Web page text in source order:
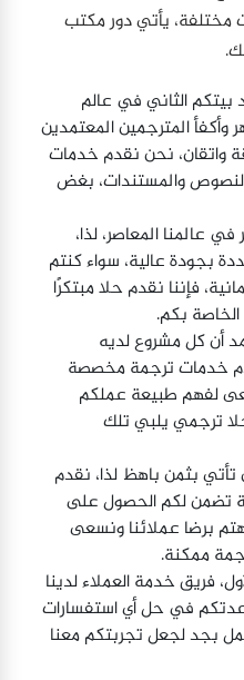
مختلفة، يأتي دور مكتب
الثاني في عالم
المترجمين المعتمدين
واتقان، نحن نقدم خدمات
والمستندات، بغض
عالمنا المعاصر، لذا،
بجودة عالية، سواء كنتم
فإننا نقدم حلا مبتكرًا
الخاصة بكم.
أن كل مشروع لديه
خدمات ترجمة مخصصة
لفهم طبيعة عملكم
ترجمي يلبي تلك
بثمن باهظ لذا، نقدم
تضمن لكم الحصول على
برضا عملائنا ونسعى
ممكنة.
فريق خدمة العملاء لدينا
في حل أي استفسارات
بجد لجعل تجربتكم معنا